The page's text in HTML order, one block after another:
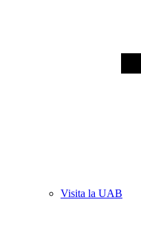
Visita la UAB